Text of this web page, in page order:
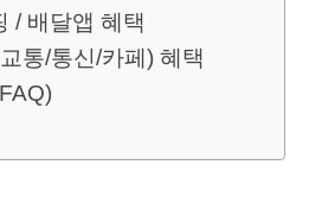
/ 배달앱 혜택
통/통신/카페) 혜택